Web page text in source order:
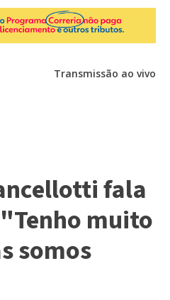
Transmissão ao vivo
fala
muito
somos